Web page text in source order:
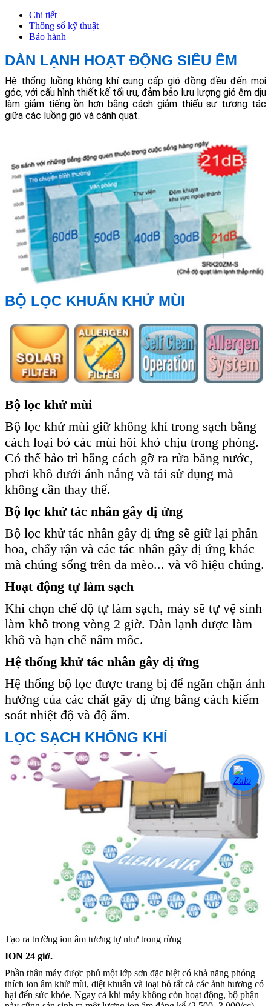
Chi tiết
Thông số kỹ thuật
Bảo hành
DÀN LẠNH HOẠT ĐỘNG SIÊU ÊM
Hệ thống luồng không khí cung cấp gió đồng đều đến mọi
góc, với cấu hình thiết kế tối ưu, đảm bảo lưu lượng gió êm dịu
làm giảm tiếng ồn hơn bằng cách giảm thiểu sự tương tác
giữa các luồng gió và cánh quạt.
BỘ LỌC KHUẨN KHỬ MÙI
Bộ lọc khử mùi
Bộ lọc khử mùi giữ không khí trong sạch bằng
cách loại bỏ các mùi hôi khó chịu trong phòng.
Có thể bảo trì bằng cách gỡ ra rửa băng nước,
phơi khô dưới ánh nắng và tái sử dụng mà
không cần thay thế.
Bộ lọc khử tác nhân gây dị ứng
Bộ lọc khử tác nhân gây dị ứng sẽ giữ lại phấn
hoa, chấy rận và các tác nhân gây dị ứng khác
mà chúng sống trên da mèo... và vô hiệu chúng.
Hoạt động tự làm sạch
Khi chọn chế độ tự làm sạch, máy sẽ tự vệ sinh
làm khô trong vòng 2 giờ. Dàn lạnh được làm
khô và hạn chế nấm mốc.
Hệ thống khử tác nhân gây dị ứng
Hệ thống bộ lọc được trang bị để ngăn chặn ảnh
hưởng của các chất gây dị ứng bằng cách kiểm
soát nhiệt độ và độ ẩm.
LỌC SẠCH KHÔNG KHÍ
Tạo ra trường ion âm tương tự như trong rừng
ION 24 giờ.
Phần thân máy được phủ một lớp sơn đặc biệt có khả năng phóng
thích ion âm khử mùi, diệt khuẩn và loại bỏ tất cả các ảnh hương có
hại đến sức khỏe. Ngay cả khi máy không còn hoạt động, bộ phận